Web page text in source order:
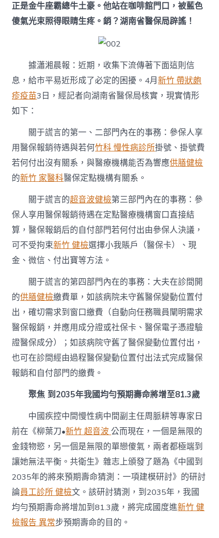
正是金牛座霸總牛土豪。他站在咖啡館門口，被藍色
傻氣光束照得眼睛生疼。銷？湖南省醫保局辟謠！
據瀟湘晨報：近期，收集下流傳著下面這則信
息，給市平易近形成了必定的困擾。4月新竹 帶狀皰
疹疫苗3日，經記者向湖南省醫保局核實，現實情形
如下：
關于謊言的第一、二部門內在的事務：參保人享
用醫保報銷待遇與若何竹科 慢性病診所掛號、掛號費
若何付出沒有關系，與醫療機構能否為響應供膳健檢
的新竹 家醫科醫保定點機構有關系。
關于謊言的超音波健檢第三部門內在的事務：參
保人享用醫保報銷待遇在定點醫療機構窗口直接結
算，醫保報銷后的自付部門若何付出由參保人決議，
可不受拘束新竹 健檢選擇小我賬戶（醫保卡）、現
金、微信、付出寶等方法。
關于謊言的第四部門內在的事務：大夫在診間開
的供膳健檢繳費單，如該病院未守舊醫保變動位置付
出，確切需求到窗口繳費（自動向任務職員闡明需求
醫保報銷，并應用成分證或社保卡、醫保電子憑證驗
證醫保成分）；如該病院守舊了醫保變動位置付出，
也可在診間經由過程醫保變動位置付出法式完成醫保
報銷和自付部門的繳費。
聚焦 到2035年我國均勻預期壽命將增至81.3歲
中國疾控中間慢性病中間副主任周脈耕等專家日
前在《柳葉刀•新竹 超音波公而現在，一個是無限的
金錢物慾，另一個是無限的單戀傻氣，兩者都極端到
讓她無法平衡。共衛生》雜志上頒發了題為《中國到
2035年的將來預期壽命猜測：一項建模研討》的研討
論員工診所 健檢文。該研討猜測，到2035年，我國
均勻預期壽命將增加到81.3歲，將完成國度進新竹 健
檢報告 異常步預期壽命的目的。